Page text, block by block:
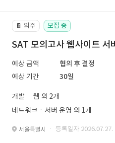
📔 외주 모집 중
SAT 모의고사 웹사이트 서
예상 금액
협의 후 결정
예상 기간
30일
개발
웹 외 2개
네트워크ㆍ서버 운영 외 1개
서울특별시 · 등록일자 2026.07.27.